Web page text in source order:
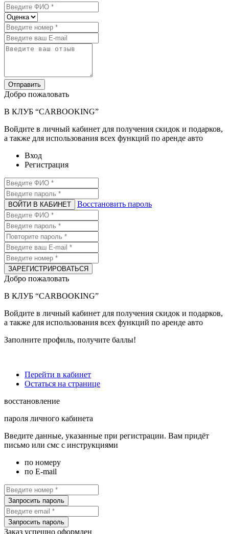
Отправить
Добро пожаловать
В КЛУБ “CARBOOKING”
Войдите в личный кабинет для получения скидок и подарков,
а также для использования всех функций по аренде авто
Вход
Регистрация
ВОЙТИ В КАБИНЕТ Восстановить пароль
ЗАРЕГИСТРИРОВАТЬСЯ
Добро пожаловать
В КЛУБ “CARBOOKING”
Войдите в личный кабинет для получения скидок и подарков,
а также для использования всех функций по аренде авто
Заполните профиль, получите баллы!
Перейти в кабинет
Остаться на странице
восстановление
пароля личного кабинета
Введите данные, указанные при регистрации. Вам придёт
письмо или смс с инструкциями
по номеру
по E-mail
Запросить пароль
Запросить пароль
Заказ успешно оформлен